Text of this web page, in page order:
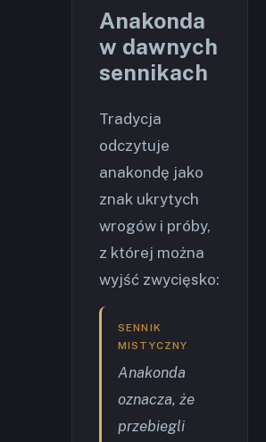
Anakonda
w dawnych
sennikach
Tradycja
odczytuje
anakondę jako
znak ukrytych
wrogów i próby,
z której można
wyjść zwycięsko:
SENNIK
MISTYCZNY
Anakonda
oznacza, że
przebiegli